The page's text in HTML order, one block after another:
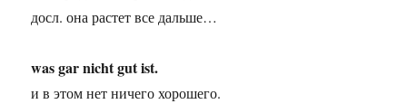
досл. она растет все дальше…
was gar nicht gut ist.
и в этом нет ничего хорошего.